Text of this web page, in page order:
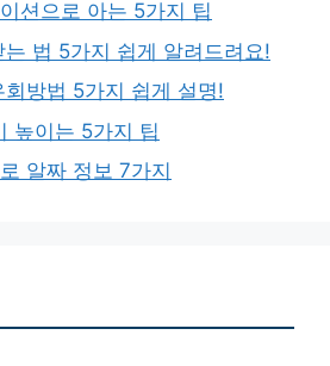
션으로 아는 5가지 팁
법 5가지 쉽게 알려드려요!
방법 5가지 쉽게 설명!
높이는 5가지 팁
알짜 정보 7가지